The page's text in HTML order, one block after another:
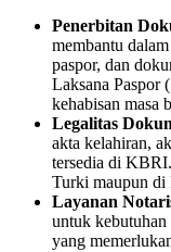
Penerbitan
membantu
paspor, dan
Laksana Paspor
kehabisan masa
Legalitas
akta kelahiran,
tersedia di
Turki maupun di
Layanan
untuk kebutuhan
yang